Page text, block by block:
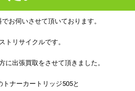
お伺いさせて頂いております。
トリサイクルです。
に出張買取をさせて頂きました。
トナーカートリッジ505と